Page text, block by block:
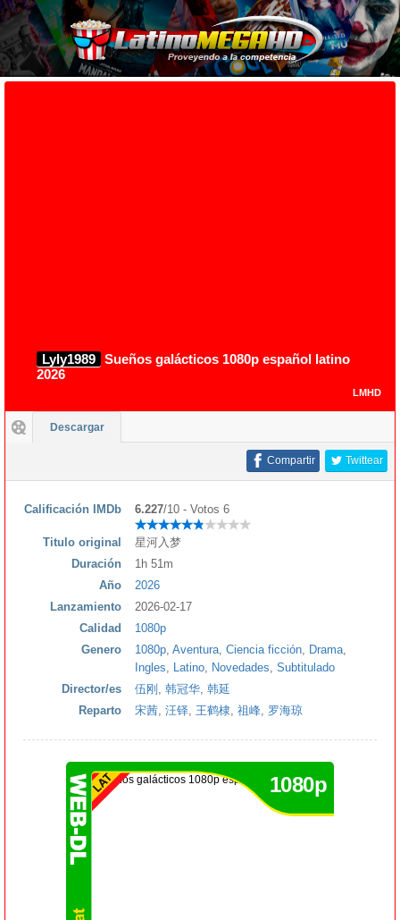
Lyly1989 Sueños galácticos 1080p español latino
2026
LMHD
Descargar
Twittear
Compartir
Calificación IMDb 6.227/10 - Votos 6
Titulo original
星河入梦
Duración
1h 51m
Año
2026
Lanzamiento
2026-02-17
Calidad
1080p
Genero
1080p Aventura Ciencia ficción Drama
Ingles
Latino Novedades Subtitulado
Director/es
伍刚 韩冠华 韩延
Reparto
宋茜 汪铎 王鹤棣 祖峰 罗海琼
1080p